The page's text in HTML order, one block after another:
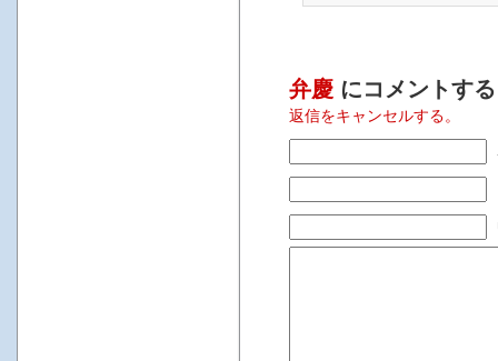
弁慶 にコメントする
返信をキャンセルする。